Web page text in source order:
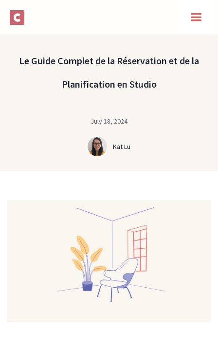
Le Guide Complet de la Réservation et de la
Planification en Studio
July 18, 2024
Kat Lu